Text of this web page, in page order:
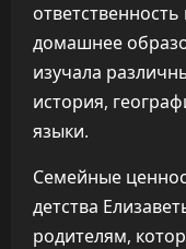
домашнее
изучала
история,
языки.
Семейные
детства
родителям,